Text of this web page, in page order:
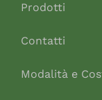
Prodotti
Contatti
Modalità e